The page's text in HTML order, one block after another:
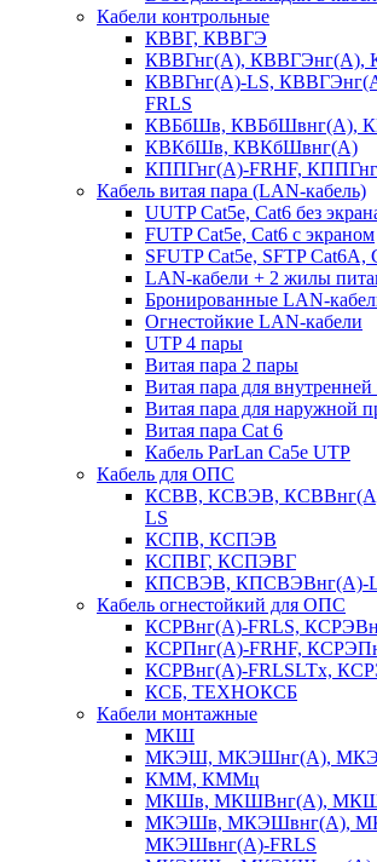
Кабели контрольные
КВВГ, КВВГЭ
КВВГнг(А), КВВГЭнг(А),
КВВГнг(А)-LS,
FRLS
КВБбШв, КВБбШвнг(А),
КВКбШв, КВКбШвнг(А)
КППГнг(А)-FRHF,
Кабель витая пара (LAN-кабель)
UUTP Cat5e, Cat6 без
FUTP Cat5e, Cat6 с экраном
SFUTP Cat5e, SFTP Cat6A,
LAN-кабели + 2 жилы
Бронированные LAN-
Огнестойкие LAN-кабели
UTP 4 пары
Витая пара 2 пары
Витая пара для
Витая пара для наружной
Витая пара Сat 6
Кабель ParLan Ca5e UTP
Кабель для ОПС
КСВВ, КСВЭВ,
LS
КСПВ, КСПЭВ
КСПВГ, КСПЭВГ
КПСВЭВ, КПСВЭВнг(А)-
Кабель огнестойкий для ОПС
КСРВнг(А)-FRLS,
КСРПнг(А)-FRHF,
КСРВнг(А)-FRLSLTx,
КСБ, ТЕХНОКСБ
Кабели монтажные
МКШ
МКЭШ, МКЭШнг(А),
КММ, КММц
МКШв, МКШВнг(А),
МКЭШв, МКЭШвнг(А),
МКЭШвнг(А)-FRLS